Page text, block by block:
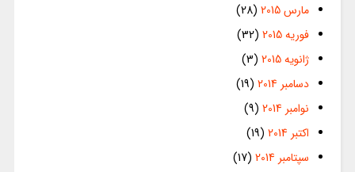
مارس 2015
(28)
فوریه 2015
(32)
ژانویه 2015
(3)
دسامبر 2014
(19)
نوامبر 2014
(9)
اکتبر 2014
(19)
سپتامبر 2014
(17)